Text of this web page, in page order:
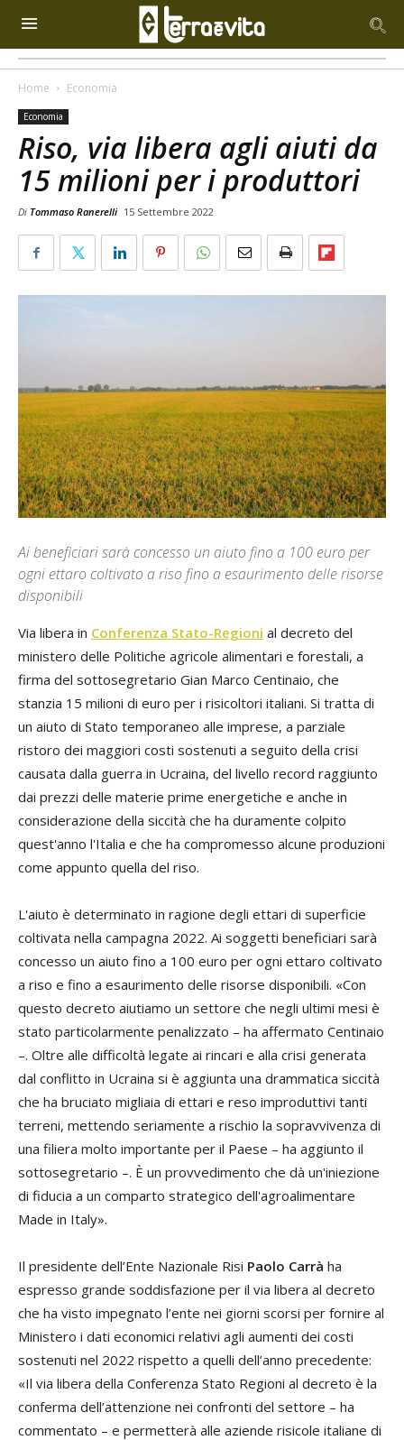
Home Economia
Economia
Riso, via libera agli aiuti da
15 milioni per i produttori
Di Tommaso Ranerelli 15 Settembre 2022
Ai beneficiari sarà concesso un aiuto fino a 100 euro per
ogni ettaro coltivato a riso fino a esaurimento delle risorse
disponibili
Via libera in Conferenza Stato-Regioni al decreto del
ministero delle Politiche agricole alimentari e forestali, a
firma del sottosegretario Gian Marco Centinaio, che
stanzia 15 milioni di euro per i risicoltori italiani. Si tratta di
un aiuto di Stato temporaneo alle imprese, a parziale
ristoro dei maggiori costi sostenuti a seguito della crisi
causata dalla guerra in Ucraina, del livello record raggiunto
dai prezzi delle materie prime energetiche e anche in
considerazione della siccità che ha duramente colpito
quest'anno l'Italia e che ha compromesso alcune produzioni
come appunto quella del riso.
L'aiuto è determinato in ragione degli ettari di superficie
coltivata nella campagna 2022. Ai soggetti beneficiari sarà
concesso un aiuto fino a 100 euro per ogni ettaro coltivato
a riso e fino a esaurimento delle risorse disponibili. «Con
questo decreto aiutiamo un settore che negli ultimi mesi è
stato particolarmente penalizzato – ha affermato Centinaio
–. Oltre alle difficoltà legate ai rincari e alla crisi generata
dal conflitto in Ucraina si è aggiunta una drammatica siccità
che ha bruciato migliaia di ettari e reso improduttivi tanti
terreni, mettendo seriamente a rischio la sopravvivenza di
una filiera molto importante per il Paese – ha aggiunto il
sottosegretario –. È un provvedimento che dà un'iniezione
di fiducia a un comparto strategico dell'agroalimentare
Made in Italy».
Il presidente dell’Ente Nazionale Risi Paolo Carrà ha
espresso grande soddisfazione per il via libera al decreto
che ha visto impegnato l’ente nei giorni scorsi per fornire al
Ministero i dati economici relativi agli aumenti dei costi
sostenuti nel 2022 rispetto a quelli dell’anno precedente:
«Il via libera della Conferenza Stato Regioni al decreto è la
conferma dell’attenzione nei confronti del settore – ha
commentato – e permetterà alle aziende risicole italiane di